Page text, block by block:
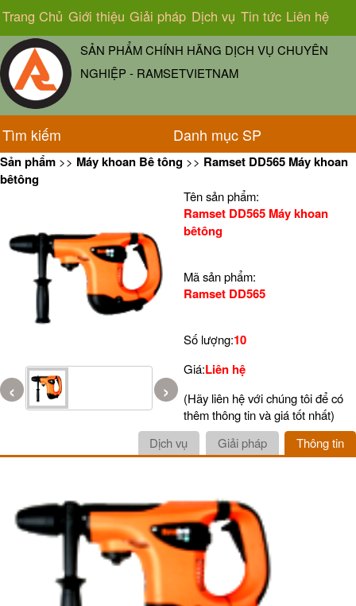
Trang Chủ Giới thiệu Giải pháp Dịch vụ Tin tức Liên hệ
SẢN PHẨM CHÍNH HÃNG DỊCH VỤ CHUYÊN
NGHIỆP - RAMSETVIETNAM
Tìm kiếm Danh mục SP
Sản phẩm >> Máy khoan Bê tông >> Ramset DD565 Máy khoan
bêtông
‹ ›
Tên sản phẩm:
Ramset DD565 Máy khoan
bêtông
Mã sản phẩm:
Ramset DD565
Số lượng:10
Giá:Liên hệ
(Hãy liên hệ với chúng tôi để có
thêm thông tin và giá tốt nhất)
Thông tin
Giải pháp
Dịch vụ